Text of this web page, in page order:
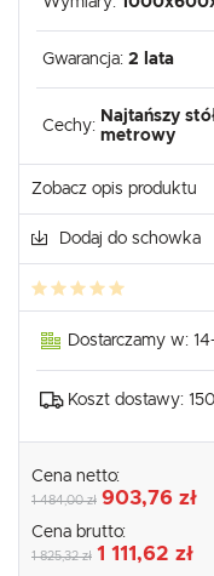
Gwarancja: 2 lata
Cechy:
Najtańszy
metrowy
Zobacz opis produktu
Dodaj do schowka
Dostarczamy w:
Koszt dostawy:
Cena netto:
1 484,00 zł 903,76 zł
Cena brutto:
1 825,32 zł 1 111,62 zł